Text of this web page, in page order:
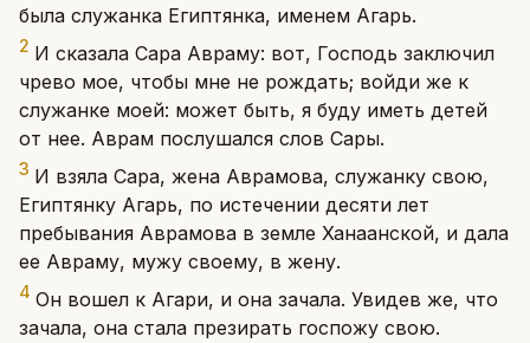
была служанка Египтянка, именем Агарь.
2 И сказала Сара Авраму: вот, Господь заключил
чрево мое, чтобы мне не рождать; войди же к
служанке моей: может быть, я буду иметь детей
от нее. Аврам послушался слов Сары.
3 И взяла Сара, жена Аврамова, служанку свою,
Египтянку Агарь, по истечении десяти лет
пребывания Аврамова в земле Ханаанской, и дала
ее Авраму, мужу своему, в жену.
4 Он вошел к Агари, и она зачала. Увидев же, что
зачала, она стала презирать госпожу свою.